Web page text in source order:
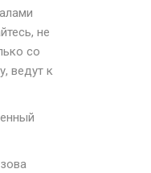
не
со
ведут к